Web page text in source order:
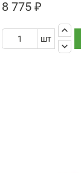
8 775 ₽
шт
keyboard_arrow_up
keyboard_arrow_down